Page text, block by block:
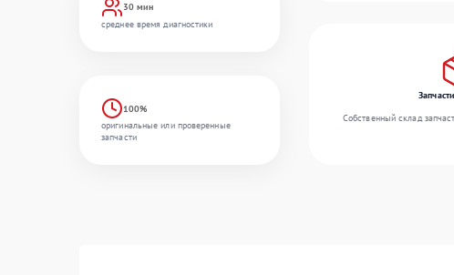
30 мин
среднее время диагностики
100%
оригинальные или проверенные
запчасти
Собственный склад